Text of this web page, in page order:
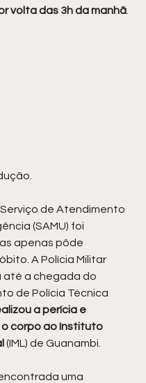
volta das 3h da manhã
de Atendimento
(SAMU) foi
apenas pôde
A Polícia Militar
até a chegada do
de Polícia Técnica
a perícia e
o corpo ao Instituto
(IML) de Guanambi.
uma